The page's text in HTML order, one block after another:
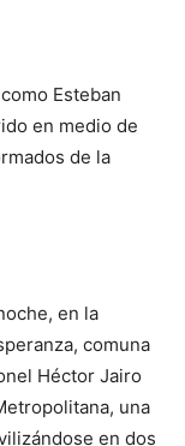
Esteban
en medio de
de la
en la
comuna
Héctor Jairo
una
en dos